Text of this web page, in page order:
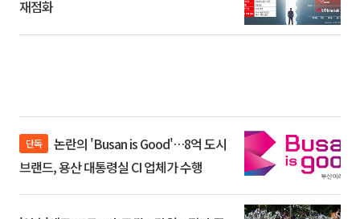
재점화
단독
브랜드, 용산 대통령실 CI 업체가 수행